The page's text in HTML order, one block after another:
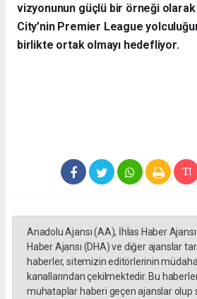
vizyonunun güçlü bir örneği olarak
City’nin Premier League
birlikte ortak olmayı hedefliyor.
Anadolu Ajansı (AA), İhlas Haber
Haber Ajansı (DHA) ve diğer ajanslar
haberler, sitemizin editörlerinin
kanallarından çekilmektedir. Bu
muhataplar haberi geçen ajanslar olup